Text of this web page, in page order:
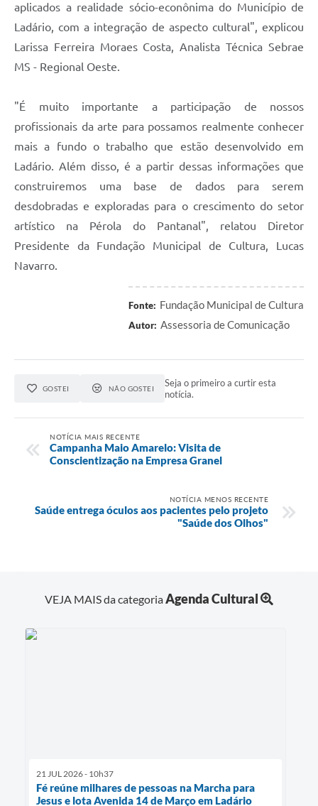
aplicados a realidade sócio-econônima do Município de
Ladário, com a integração de aspecto cultural", explicou
Larissa Ferreira Moraes Costa, Analista Técnica Sebrae
MS - Regional Oeste.
"É muito importante a participação de nossos
profissionais da arte para possamos realmente conhecer
mais a fundo o trabalho que estão desenvolvido em
Ladário. Além disso, é a partir dessas informações que
construiremos uma base de dados para serem
desdobradas e exploradas para o crescimento do setor
artístico na Pérola do Pantanal", relatou Diretor
Presidente da Fundação Municipal de Cultura, Lucas
Navarro.
Fonte: Fundação Municipal de Cultura
Autor: Assessoria de Comunicação
GOSTEI NÃO GOSTEI
Seja o primeiro a curtir esta
notícia.
NOTÍCIA MAIS RECENTE
Campanha Maio Amarelo: Visita de
Conscientização na Empresa Granel
NOTÍCIA MENOS RECENTE
Saúde entrega óculos aos pacientes pelo projeto
"Saúde dos Olhos"
VEJA MAIS da categoriaAgenda Cultural
21 JUL 2026 - 10h37
Fé reúne milhares de pessoas na Marcha para
Jesus e lota Avenida 14 de Março em Ladário